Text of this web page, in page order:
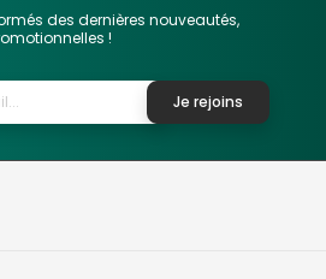
des dernières nouveautés,
!
Je rejoins